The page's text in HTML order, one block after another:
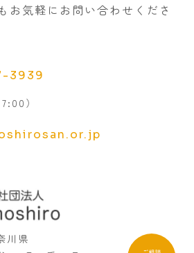
お気軽にお問い合わせくださ
3939
）
川県